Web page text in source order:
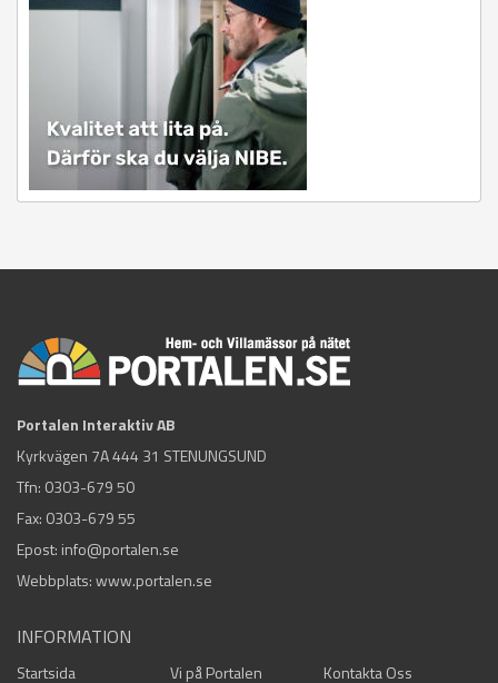
Portalen Interaktiv AB
Kyrkvägen 7A 444 31 STENUNGSUND
Tfn: 0303-679 50
Fax: 0303-679 55
Epost: info@portalen.se
Webbplats: www.portalen.se
INFORMATION
Startsida Vi på Portalen Kontakta Oss